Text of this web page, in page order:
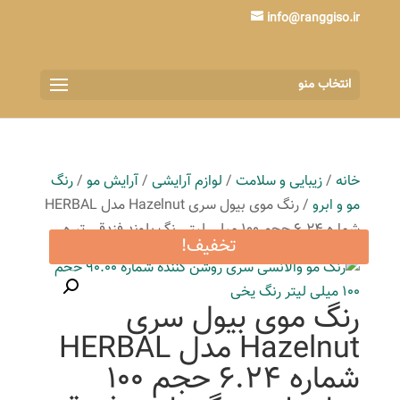
info@ranggiso.ir
انتخاب منو
خانه/زیبایی و سلامت/ لوازم آرایشی/آرایش مو/رنگ
مو و ابرو
/ رنگ موی بیول سری Hazelnut مدل HERBAL
شماره 6.24 حجم 100 میلی لیتر رنگ بلوند فندقی تیره
تخفیف!
رنگ موی بیول سری
Hazelnut مدل HERBAL
شماره 6.24 حجم 100